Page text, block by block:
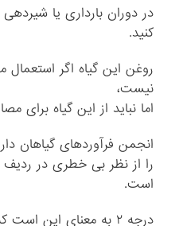
در دوران بارداری یا
کنید.
روغن این گیاه اگر
نیست،
اما نباید از این گیاه برای
انجمن فرآوردهای گیاهان
را از نظر بی خطری در ردیف
است.
درجه ۲ به معنای این